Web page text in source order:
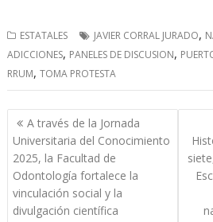
ESTATALES JAVIER CORRAL JURADO,
ADICCIONES, PANELES DE DISCUSION,
RRUM,TOMA PROTESTA
Navegación
de
entradas
A través de la Jornada
Universitaria del Conocimiento
2025, la Facultad de
Odontología fortalece la
vinculación social y la
divulgación científica